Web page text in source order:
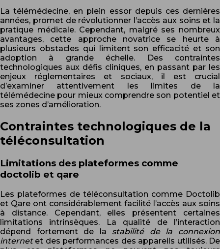
La télémédecine, en plein essor depuis ces dernières
années, promet de révolutionner l’accès aux soins et la
pratique médicale. Cependant, malgré ses nombreux
avantages, cette approche novatrice se heurte à
plusieurs obstacles qui limitent son efficacité et son
adoption à grande échelle. Des contraintes
technologiques aux défis cliniques, en passant par les
enjeux réglementaires et sociaux, il est crucial
d’examiner attentivement les limites de la
télémédecine pour mieux comprendre son potentiel et
ses zones d’amélioration.
Contraintes technologiques de la
téléconsultation
Limitations des plateformes comme
doctolib et qare
Les plateformes de téléconsultation comme Doctolib
et Qare ont considérablement facilité l’accès aux soins
à distance. Cependant, elles présentent certaines
limitations intrinsèques. La qualité de l’interaction
dépend fortement de la stabilité de la connexion
internet et des performances des appareils utilisés. De